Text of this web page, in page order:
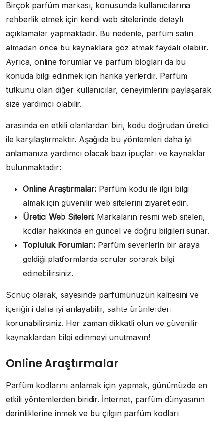
Birçok parfüm markası, konusunda kullanıcılarına
rehberlik etmek için kendi web sitelerinde detaylı
açıklamalar yapmaktadır. Bu nedenle, parfüm satın
almadan önce bu kaynaklara göz atmak faydalı olabilir.
Ayrıca, online forumlar ve parfüm blogları da bu
konuda bilgi edinmek için harika yerlerdir. Parfüm
tutkunu olan diğer kullanıcılar, deneyimlerini paylaşarak
size yardımcı olabilir.
arasında en etkili olanlardan biri, kodu doğrudan üretici
ile karşılaştırmaktır. Aşağıda bu yöntemleri daha iyi
anlamanıza yardımcı olacak bazı ipuçları ve kaynaklar
bulunmaktadır:
Online Araştırmalar: Parfüm kodu ile ilgili bilgi
almak için güvenilir web sitelerini ziyaret edin.
Üretici Web Siteleri: Markaların resmi web siteleri,
kodlar hakkında en güncel ve doğru bilgileri sunar.
Topluluk Forumları: Parfüm severlerin bir araya
geldiği platformlarda sorular sorarak bilgi
edinebilirsiniz.
Sonuç olarak, sayesinde parfümünüzün kalitesini ve
içeriğini daha iyi anlayabilir, sahte ürünlerden
korunabilirsiniz. Her zaman dikkatli olun ve güvenilir
kaynaklardan bilgi edinmeyi unutmayın!
Online Araştırmalar
Parfüm kodlarını anlamak için yapmak, günümüzde en
etkili yöntemlerden biridir. İnternet, parfüm dünyasının
derinliklerine inmek ve bu çılgın parfüm kodları